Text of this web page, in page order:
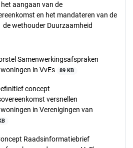
aangaan van de
en het mandateren van de
wethouder Duurzaamheid
Samenwerkingsafspraken
in VvEs
89 KB
concept
versnellen
in Verenigingen van
Raadsinformatiebrief